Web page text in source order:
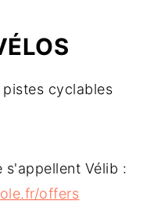
cyclables
s'appellent Vélib :
offers